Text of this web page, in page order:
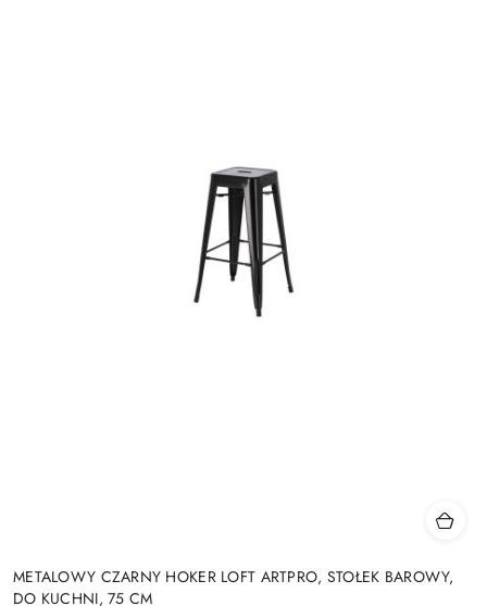
METALOWY CZARNY HOKER LOFT ARTPRO, STOŁEK BAROWY,
DO KUCHNI, 75 CM